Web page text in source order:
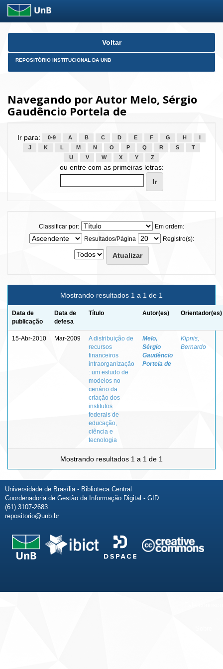
Skip
Voltar
REPOSITÓRIO INSTITUCIONAL DA UNB
Navegando por Autor Melo, Sérgio
Gaudêncio Portela de
Ir para: 0-9 A B C D E F G H
J
K L M N O P Q R S
T
U
V W X Y Z
ou entre com as primeiras letras:
Classificar por:
Em ordem:
Resultados/Página
Registro(s):
Mostrando resultados 1 a 1 de 1
Data de
publicação
Data de
defesa
Título Autor(es) Orientador(es)
15-Abr-2010 Mar-2009
A distribuição de
recursos
financeiros
intraorganização
: um estudo de
modelos no
cenário da
criação dos
institutos
federais de
educação,
ciência e
tecnologia
Melo,
Sérgio
Gaudêncio
Portela de
Kipnis,
Bernardo
Mostrando resultados 1 a 1 de 1
Universidade de Brasília - Biblioteca Central
Coordenadoria de Gestão da Informação Digital - GID
(61) 3107-2683
repositorio@unb.br